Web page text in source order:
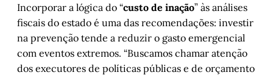
Incorporar a lógica do “custo de inação” às análises
fiscais do estado é uma das recomendações: investir
na prevenção tende a reduzir o gasto emergencial
com eventos extremos. “Buscamos chamar atenção
dos executores de políticas públicas e de orçamento